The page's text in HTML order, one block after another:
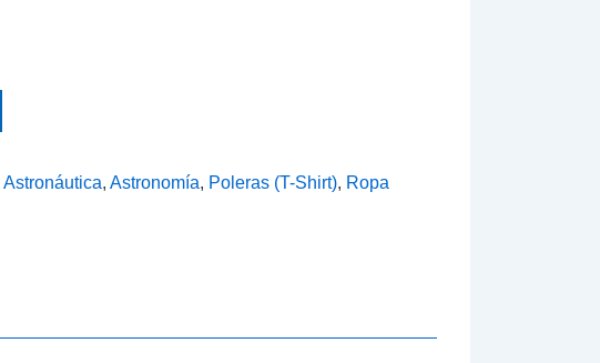
Astronáutica, Astronomía, Poleras (T-Shirt), Ropa